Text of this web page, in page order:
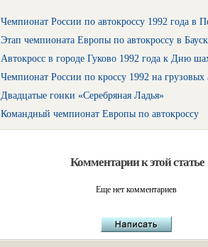
Чемпионат России по автокроссу 1992 года в
Этап чемпионата Европы по автокроссу в
Автокросс в городе Гуково 1992 года к Дню
Чемпионат России по кроссу 1992 на грузовых
Двадцатые гонки «Серебряная Ладья»
Командный чемпионат Европы по автокроссу
Комментарии к этой статье
Еще нет комментариев